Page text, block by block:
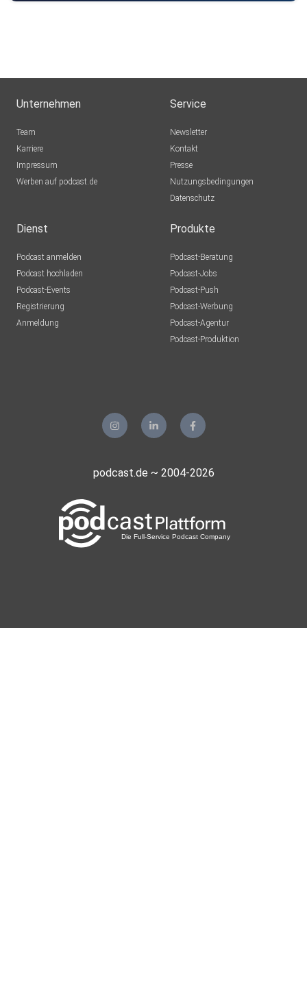
Unternehmen
Team
Karriere
Impressum
Werben auf podcast.de
Service
Newsletter
Kontakt
Presse
Nutzungsbedingungen
Datenschutz
Dienst
Podcast anmelden
Podcast hochladen
Podcast-Events
Registrierung
Anmeldung
Produkte
Podcast-Beratung
Podcast-Jobs
Podcast-Push
Podcast-Werbung
Podcast-Agentur
Podcast-Produktion
podcast.de ~ 2004-2026